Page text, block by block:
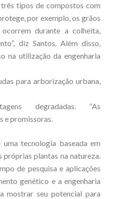
tipos de compostos com
por exemplo, os grãos
durante a colheita,
diz Santos. Além disso,
na utilização da engenharia
para arborização urbana,
degradadas. “As
e promissoras.
tecnologia baseada em
plantas na natureza.
de pesquisa e aplicações
genético e a engenharia
mostrar seu potencial para